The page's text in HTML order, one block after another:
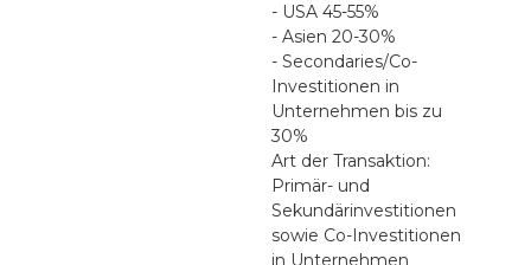
- USA 45-55%
- Asien 20-30%
- Secondaries/Co-
Investitionen in
Unternehmen bis zu
30%
Art der Transaktion:
Primär- und
Sekundärinvestitionen
sowie Co-Investitionen
in Unternehmen